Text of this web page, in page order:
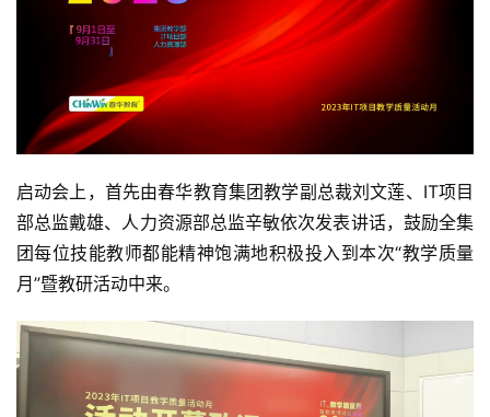
启动会上，首先由春华教育集团教学副总裁刘文莲、IT项目
部总监戴雄、人力资源部总监辛敏依次发表讲话，鼓励全集
团每位技能教师都能精神饱满地积极投入到本次“教学质量
月”暨教研活动中来。